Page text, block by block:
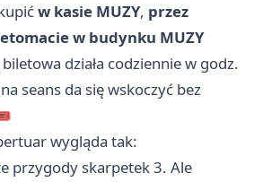
w kasie MUZY, przez
w budynku MUZY
biletowa działa codziennie w godz.
seans da się wskoczyć bez
wygląda tak:
przygody skarpetek 3. Ale